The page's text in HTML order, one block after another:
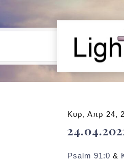
Κυρ, Απρ 24,
Psalm 91:0 &